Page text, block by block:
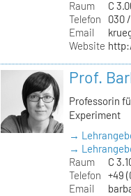
Raum
C
Telefon
030
Email
Website
Prof.
Professorin
Experiment
→
→
Raum
C
Telefon
+49
Email